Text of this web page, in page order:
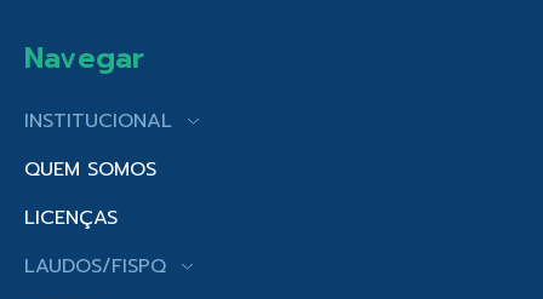
Navegar
INSTITUCIONAL
QUEM SOMOS
LICENÇAS
LAUDOS/FISPQ